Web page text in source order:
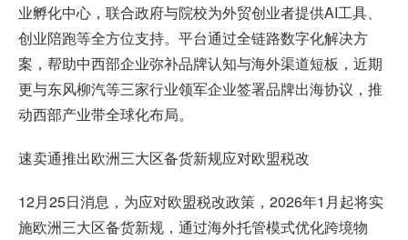
业孵化中心，联合政府与院校为外贸创业者提供AI工具、
创业陪跑等全方位支持。平台通过全链路数字化解决方
案，帮助中西部企业弥补品牌认知与海外渠道短板，近期
更与东风柳汽等三家行业领军企业签署品牌出海协议，推
动西部产业带全球化布局。
速卖通推出欧洲三大区备货新规应对欧盟税改
12月25日消息，为应对欧盟税改政策，2026年1月起将实
施欧洲三大区备货新规，通过海外托管模式优化跨境物